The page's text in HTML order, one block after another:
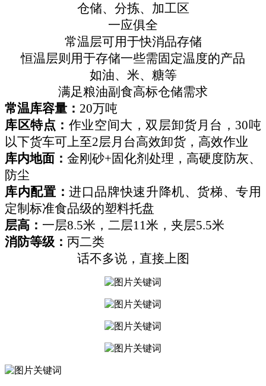
仓储、分拣、加工区
一应俱全
常温层可用于快消品存储
恒温层则用于存储一些需固定温度的产品
如油、米、糖等
满足粮油副食高标仓储需求
常温库容量： 20万吨
库区特点： 作业空间大，双层卸货月台，30吨
以下货车可上至2层月台高效卸货，高效作业
库内地面： 金刚砂+固化剂处理，高硬度防灰、
防尘
库内配置：进口品牌快速升降机、货梯、专用
定制标准食品级的塑料托盘
层高： 一层8.5米，二层11米，夹层5.5米
消防等级： 丙二类
话不多说，直接上图